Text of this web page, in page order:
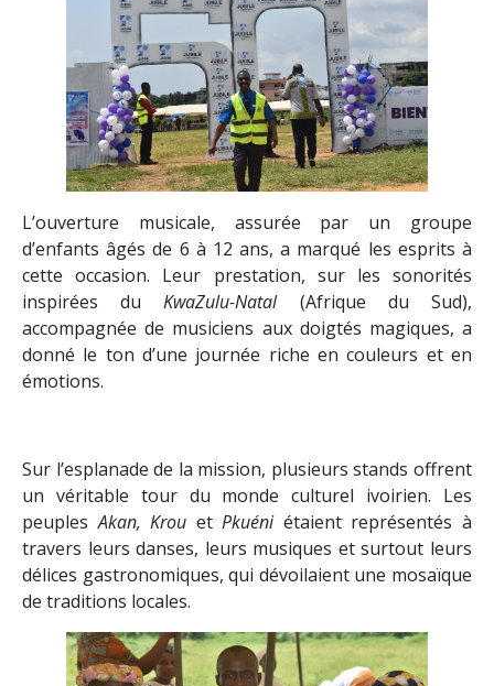
L’ouverture musicale, assurée par un groupe
d’enfants âgés de 6 à 12 ans, a marqué les esprits à
cette occasion. Leur prestation, sur les sonorités
inspirées duKwaZulu-Natal(Afrique du Sud),
accompagnée de musiciens aux doigtés magiques, a
donné le ton d’une journée riche en couleurs et en
émotions.
Sur l’esplanade de la mission, plusieurs stands offrent
un véritable tour du monde culturel ivoirien. Les
peuplesAkan, Krou etPkuéniétaient représentés à
travers leurs danses, leurs musiques et surtout leurs
délices gastronomiques, qui dévoilaient une mosaïque
de traditions locales.